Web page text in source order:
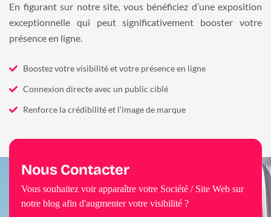
En figurant sur notre site, vous bénéficiez d’une exposition
exceptionnelle qui peut significativement booster votre
présence en ligne.
Boostez votre visibilité et votre présence en ligne
Connexion directe avec un public ciblé
Renforce la crédibilité et l'image de marque
Nous Contacter
Vous souhaitez voir apparaître votre Société / Site Web sur
notre blog afin d'augmenter votre visibilité ?